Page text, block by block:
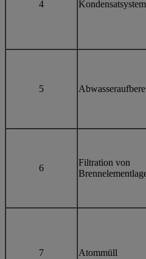
4 Kondensatsystem
5
6
Filtration von
7 Atommüll